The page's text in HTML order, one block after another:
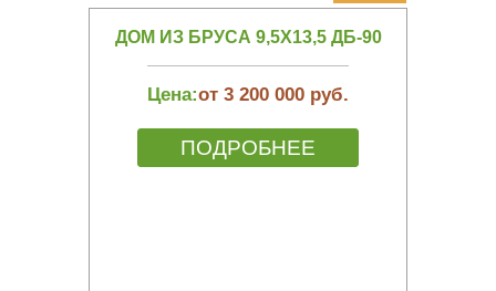
ДОМ ИЗ БРУСА 9,5Х13,5 ДБ-90
Цена:от 3 200 000 руб.
ПОДРОБНЕЕ